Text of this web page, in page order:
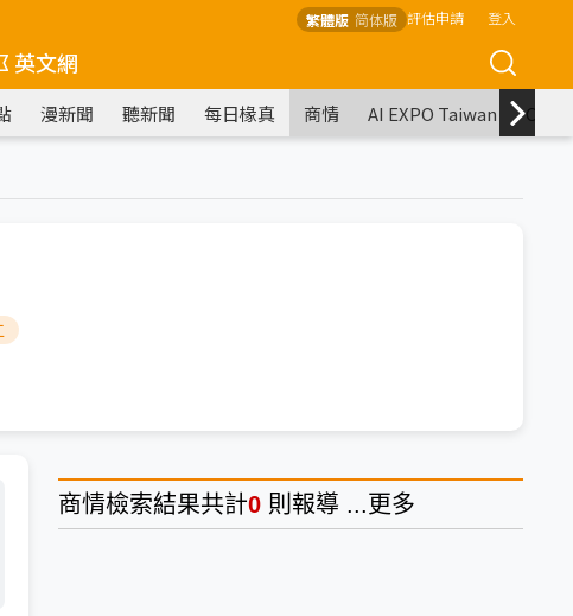
繁體版 简体版 評估申請 登入
英文網
漫新聞 聽新聞 每日椽真 商情 AI EXPO Taiwan
商情檢索結果共計0 則報導 ... 更多